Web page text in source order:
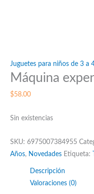
Juguetes para niños de 3 a
Máquina
$58.00
Sin existencias
SKU:6975007384955
Años, Novedades Etiqueta:
Descripción
Valoraciones (0)